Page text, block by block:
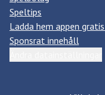
Speltips
Ladda hem appen
Sponsrat innehåll